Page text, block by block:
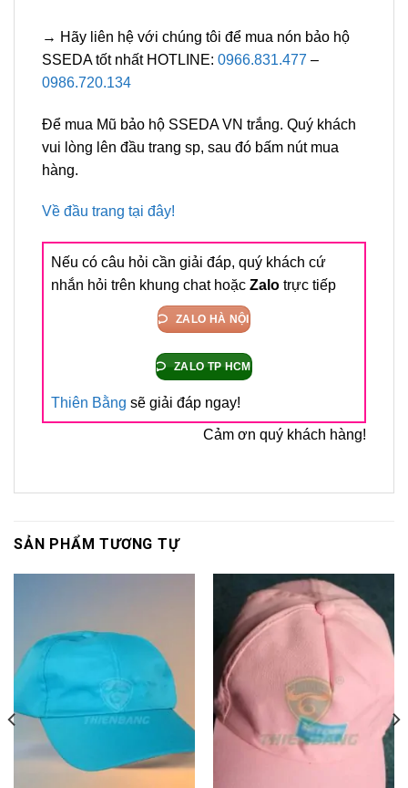
→ Hãy liên hệ với chúng tôi để mua nón bảo hộ
SSEDA tốt nhất HOTLINE: 0966.831.477 –
0986.720.134
Để mua Mũ bảo hộ SSEDA VN trắng. Quý khách
vui lòng lên đầu trang sp, sau đó bấm nút mua
hàng.
Về đầu trang tại đây!
Nếu có câu hỏi cần giải đáp, quý khách cứ
nhắn hỏi trên khung chat hoặc Zalo trực tiếp
ZALO HÀ NỘI
ZALO TP HCM
Thiên Bằng sẽ giải đáp ngay!
Cảm ơn quý khách hàng!
SẢN PHẨM TƯƠNG TỰ